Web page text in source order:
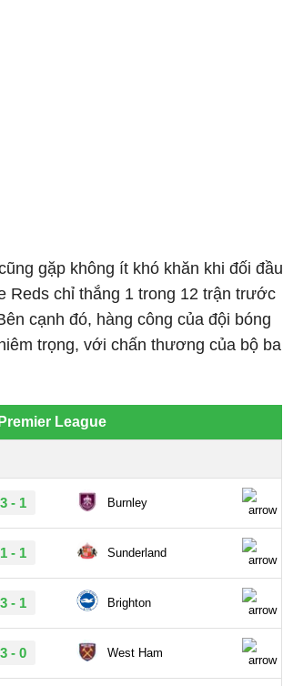
gặp không ít khó khăn khi đối đầu
Reds chỉ thắng 1 trong 12 trận trước
cạnh đó, hàng công của đội bóng
trọng, với chấn thương của bộ ba